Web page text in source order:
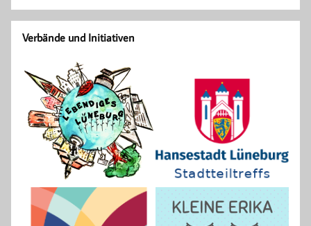
Verbände und Initiativen